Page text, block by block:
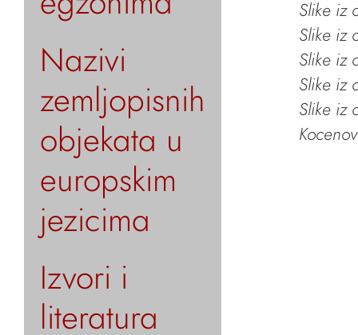
Nazivi
zemljopisnih
objekata u
europskim
jezicima
Izvori i
literatura
Slike iz
Slike iz
Slike iz
Slike iz
Slike iz